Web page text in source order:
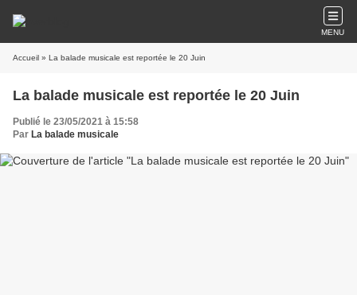
MENU
Accueil » La balade musicale est reportée le 20 Juin
La balade musicale est reportée le 20 Juin
Publié le 23/05/2021 à 15:58
Par La balade musicale